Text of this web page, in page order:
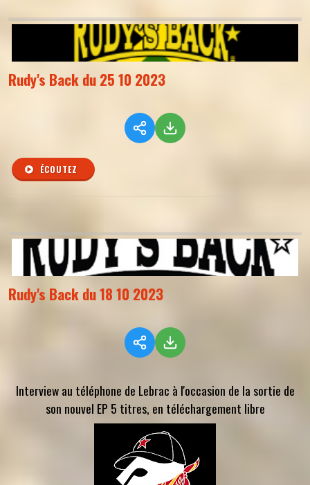
Rudy's Back du 25 10 2023
ÉCOUTEZ
Rudy's Back du 18 10 2023
Interview au téléphone de Lebrac à l'occasion de la sortie de
son nouvel EP 5 titres, en téléchargement libre